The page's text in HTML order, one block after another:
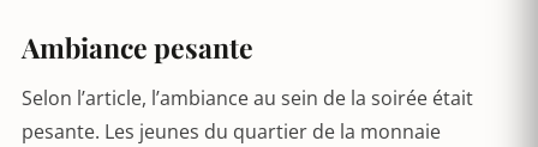
Ambiance pesante
Selon l’article, l’ambiance au sein de la soirée était
pesante. Les jeunes du quartier de la monnaie